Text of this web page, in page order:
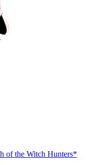
of the Witch Hunters*